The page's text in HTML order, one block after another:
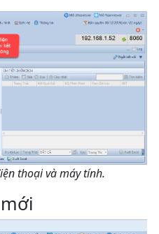
thoại và máy tính.